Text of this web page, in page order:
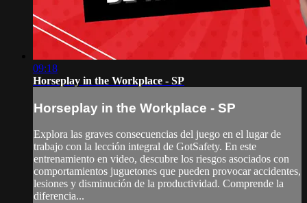
09:18
Horseplay in the Workplace - SP
Horseplay in the Workplace - SP
Explora las graves consecuencias del juego en el lugar de
trabajo con la lección integral de GotSafety. En este
entrenamiento en video, descubre los riesgos asociados con
comportamientos juguetones que pueden provocar accidentes,
lesiones y disminución de la productividad. Comprende la
diferencia...